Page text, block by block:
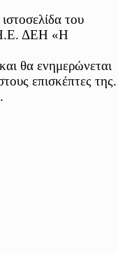
του
ΔΕΗ «Η
θα ενημερώνεται
επισκέπτες της.